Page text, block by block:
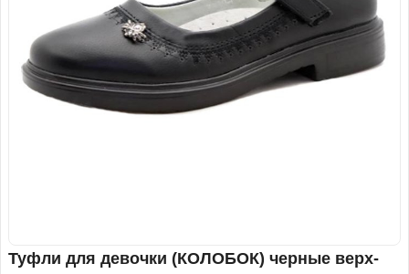
Туфли для девочки (КОЛОБОК) черные верх-